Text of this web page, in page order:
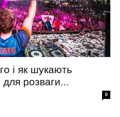
і як шукають
для розваги...
0